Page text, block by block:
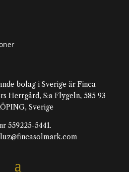
bolag i Sverige är Finca
Herrgård, S:a Flygeln, 585 93
Sverige
559225-5441.